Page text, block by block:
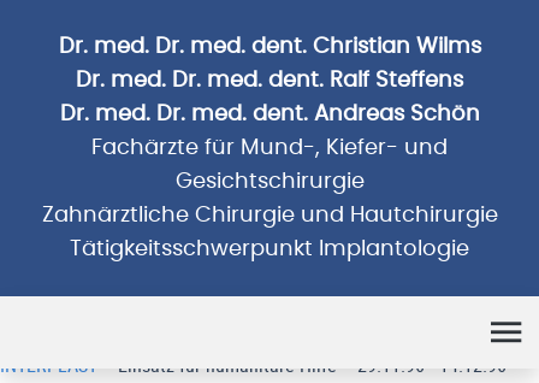
Dr. med. Dr. med. dent. Christian Wilms
Dr. med. Dr. med. dent. Ralf Steffens
Dr. med. Dr. med. dent. Andreas Schön
Fachärzte für Mund-, Kiefer- und
Gesichtschirurgie
Zahnärztliche Chirurgie und Hautchirurgie
Tätigkeitsschwerpunkt Implantologie
INTERPLAST
– Einsatz für humanitäre Hilfe – 29.11.96 - 14.12.96